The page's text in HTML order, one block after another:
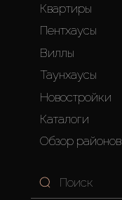
Квартиры
Пентхаусы
Виллы
Таунхаусы
Новостройки
Каталоги
Обзор районов